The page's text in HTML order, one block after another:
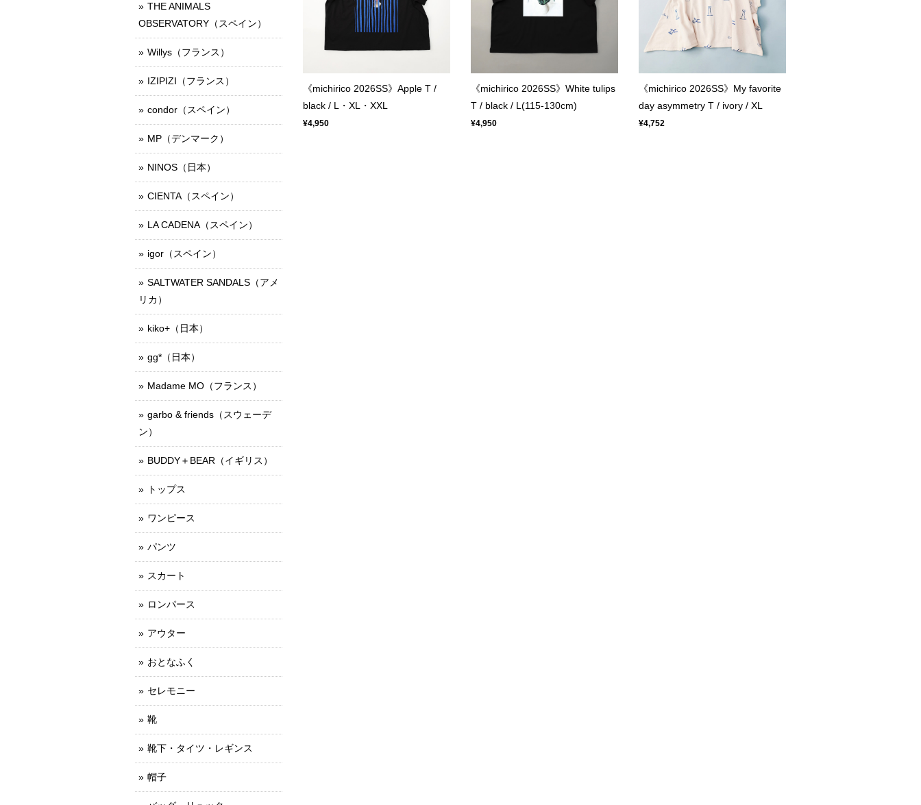
《michirico 2026SS》Apple T /
black / L・XL・XXL
¥4,950
《michirico 2026SS》White tulips
T / black / L(115-130cm)
¥4,950
《michirico 2026SS》My favorite
day asymmetry T / ivory / XL
¥4,752
THE ANIMALS
OBSERVATORY（スペイン）
Willys（フランス）
IZIPIZI（フランス）
condor（スペイン）
MP（デンマーク）
NINOS（日本）
CIENTA（スペイン）
LA CADENA（スペイン）
igor（スペイン）
SALTWATER SANDALS（アメ
リカ）
kiko+（日本）
gg*（日本）
Madame MO（フランス）
garbo & friends（スウェーデ
ン）
BUDDY＋BEAR（イギリス）
トップス
ワンピース
パンツ
スカート
ロンパース
アウター
おとなふく
セレモニー
靴
靴下・タイツ・レギンス
帽子